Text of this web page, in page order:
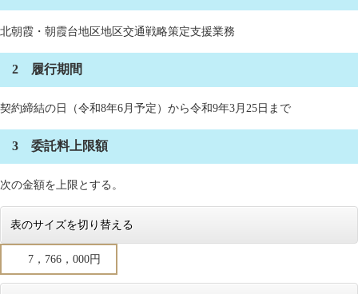
北朝霞・朝霞台地区地区交通戦略策定支援業務
2 履行期間
契約締結の日（令和8年6月予定）から令和9年3月25日まで
3 委託料上限額
次の金額を上限とする。
表のサイズを切り替える
7，766，000円